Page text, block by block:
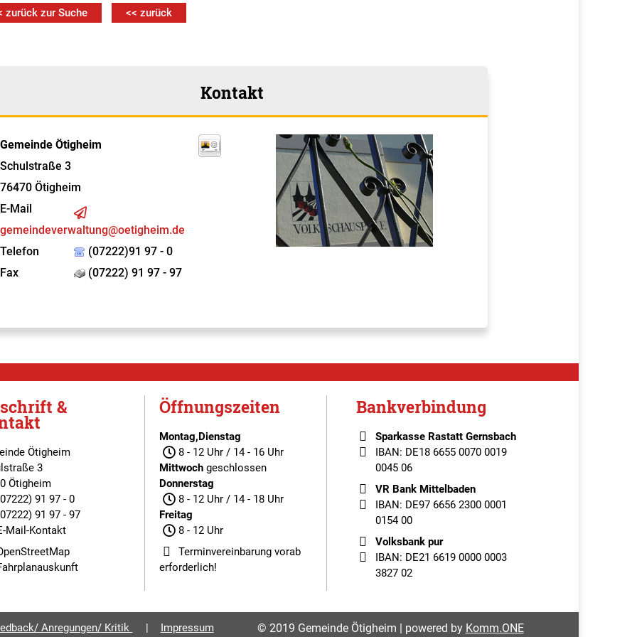
zurück zur Suche << zurück
Kontakt
Gemeinde Ötigheim
Schulstraße 3
76470 Ötigheim
E-Mail
gemeindeverwaltung@oetigheim.de
Telefon
(07222)91 97 - 0
Fax
(07222) 91 97 - 97
&
Ötigheim
3
Ötigheim
91 97 - 0
91 97 - 97
Mail-Kontakt
Öffnungszeiten
Montag,Dienstag
8 - 12 Uhr / 14 - 16 Uhr
Mittwoch geschlossen
Donnerstag
8 - 12 Uhr / 14 - 18 Uhr
Freitag
8 - 12 Uhr
Terminvereinbarungvorab
erforderlich!
Bankverbindung
Sparkasse Rastatt Gernsbach
IBAN: DE18 6655 0070 0019
0045 06
VR Bank Mittelbaden
IBAN: DE97 6656 2300 0001
0154 00
Volksbank pur
IBAN: DE21 6619 0000 0003
3827 02
Anregungen/ Kritik Impressum © 2019 Gemeinde Ötigheim | powered by Komm.ONE